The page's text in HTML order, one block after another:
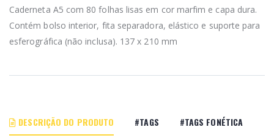
Caderneta A5 com 80 folhas lisas em cor marfim e capa dura.
Contém bolso interior, fita separadora, elástico e suporte para
esferográfica (não inclusa). 137 x 210 mm
DESCRIÇÃO DO PRODUTO #TAGS
#TAGS FONÉTICA